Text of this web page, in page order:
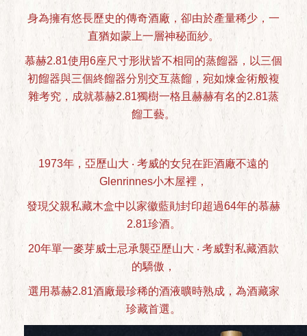
身為擁有悠長歷史的傳奇酒廠，卻由於產量稀少，一
直猶如蒙上一層神秘面紗。
慕赫2.81使用6座尺寸形狀皆不相同的蒸餾器，以三個
初餾器與三個終餾器分別交互蒸餾，宛如煉金術般複
雜考究，成就慕赫2.81獨樹一格且赫赫有名的2.81蒸
餾工藝。
1973年，亞歷山大 ‧ 考威的女兒在距酒廠不遠的
Glenrinnes小木屋裡，
發現父親私藏木盒中以家徽藍勛封印超過64年的慕赫
2.81珍酒。
20年單一麥芽威士忌承襲亞歷山大 ‧ 考威對私藏酒款
的驕傲，
選用慕赫2.81酒廠最珍稀的酒液曠時熟成，為酒藏家
珍藏首選。